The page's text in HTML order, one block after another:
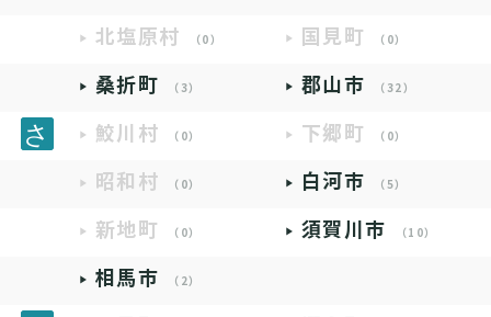
北塩原村 （0） 国見町 （0）
桑折町 （3） 郡山市 （32）
鮫川村 （0） 下郷町 （0）
昭和村 （0） 白河市 （5）
新地町 （0） 須賀川市 （10）
相馬市 （2）